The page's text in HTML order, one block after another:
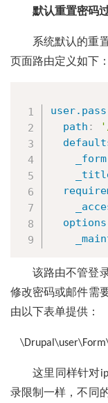
默认重置密码
系统默认的重
页面路由定义如下：
user.pass
path :
_form
options
该路由不管登
修改密码或邮件需
由以下表单提供：
这里同样针对ip
录限制一样，不同